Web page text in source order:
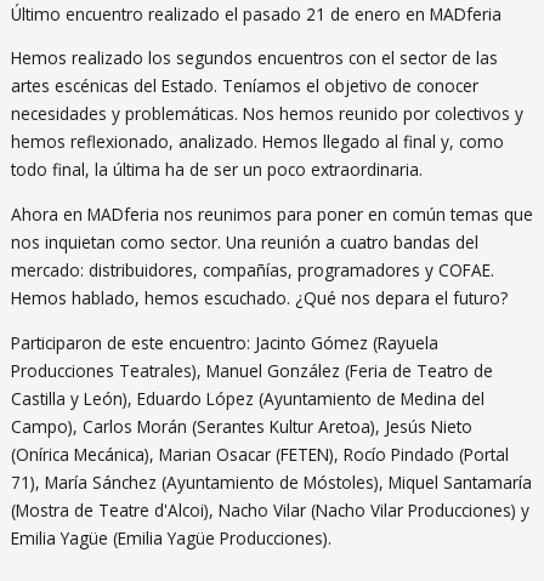
Último encuentro realizado el pasado 21 de enero en MADferia
Hemos realizado los segundos encuentros con el sector de las
artes escénicas del Estado. Teníamos el objetivo de conocer
necesidades y problemáticas. Nos hemos reunido por colectivos y
hemos reflexionado, analizado. Hemos llegado al final y, como
todo final, la última ha de ser un poco extraordinaria.
Ahora en MADferia nos reunimos para poner en común temas que
nos inquietan como sector. Una reunión a cuatro bandas del
mercado: distribuidores, compañías, programadores y COFAE.
Hemos hablado, hemos escuchado. ¿Qué nos depara el futuro?
Participaron de este encuentro: Jacinto Gómez (Rayuela
Producciones Teatrales), Manuel González (Feria de Teatro de
Castilla y León), Eduardo López (Ayuntamiento de Medina del
Campo), Carlos Morán (Serantes Kultur Aretoa), Jesús Nieto
(Onírica Mecánica), Marian Osacar (FETEN), Rocío Pindado (Portal
71), María Sánchez (Ayuntamiento de Móstoles), Miquel Santamaría
(Mostra de Teatre d'Alcoi), Nacho Vilar (Nacho Vilar Producciones) y
Emilia Yagüe (Emilia Yagüe Producciones).